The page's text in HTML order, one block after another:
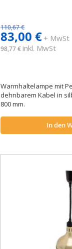
110,67 €
83,00 €+ MwSt
98,77 € inkl. MwSt
Warmhaltelampe mit
dehnbarem Kabel in
800 mm.
In den